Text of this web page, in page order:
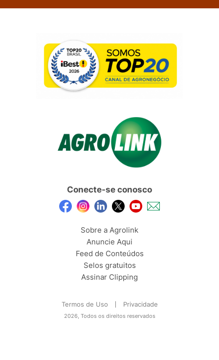
Conecte-se conosco
Sobre a Agrolink
Anuncie Aqui
Feed de Conteúdos
Selos gratuitos
Assinar Clipping
Termos de Uso Privacidade
2026, Todos os direitos reservados